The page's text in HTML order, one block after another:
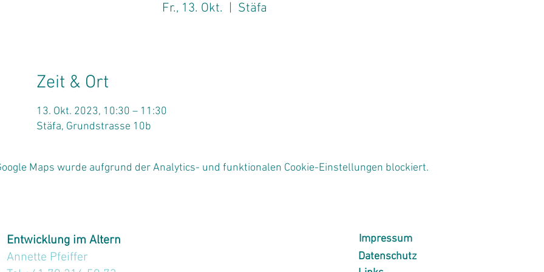
Fr., 13. Okt. Stäfa
Zeit & Ort
13. Okt. 2023, 10:30 – 11:30
Stäfa, Grundstrasse 10b
Maps wurde aufgrund der Analytics- und funktionalen Cookie-Einstellungen blockiert.
Entwicklung im Altern
Annette Pfeiffer
Impressum
Datenschutz